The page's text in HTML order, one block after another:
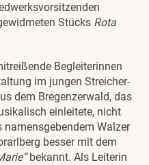
Stücks Rota
Begleiterinnen
im jungen Streicher-
dem Bregenzerwald, das
einleitete, nicht
Walzer
besser mit dem
bekannt. Als Leiterin